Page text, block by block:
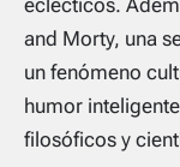
and Morty, una
un fenómeno
humor
filosóficos y